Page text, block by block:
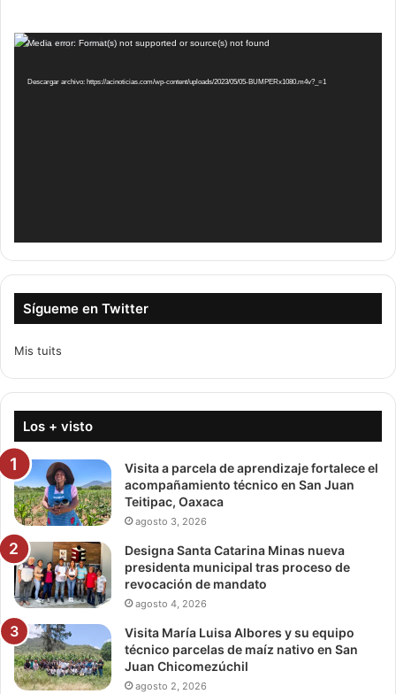
Reproductor
vídeo
Media error: Format(s) not supported or source(s) not found
Descargar archivo: https://acinoticias.com/wp-content/uploads/2023/05/05-BUMPERx1080.m4v?_=1
Sígueme en Twitter
Mis tuits
Los + visto
Visita a parcela de aprendizaje fortalece el
acompañamiento técnico en San Juan
Teitipac, Oaxaca
agosto 3, 2026
Designa Santa Catarina Minas nueva
presidenta municipal tras proceso de
revocación de mandato
agosto 4, 2026
Visita María Luisa Albores y su equipo
técnico parcelas de maíz nativo en San
Juan Chicomezúchil
agosto 2, 2026